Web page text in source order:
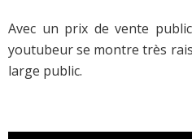
Avec un prix de vente
youtubeur se montre très
large public.